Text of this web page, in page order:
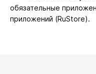
обязательные
приложений (RuStore).